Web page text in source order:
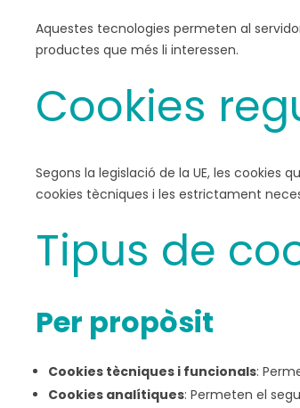
Aquestes tecnologies permeten al
productes que més li interessen.
Cookies
Segons la legislació de la UE, les cookies
cookies tècniques i les estrictament
Tipus de
Per propòsit
Cookies tècniques i funcionals:
Cookies analítiques: Permeten el